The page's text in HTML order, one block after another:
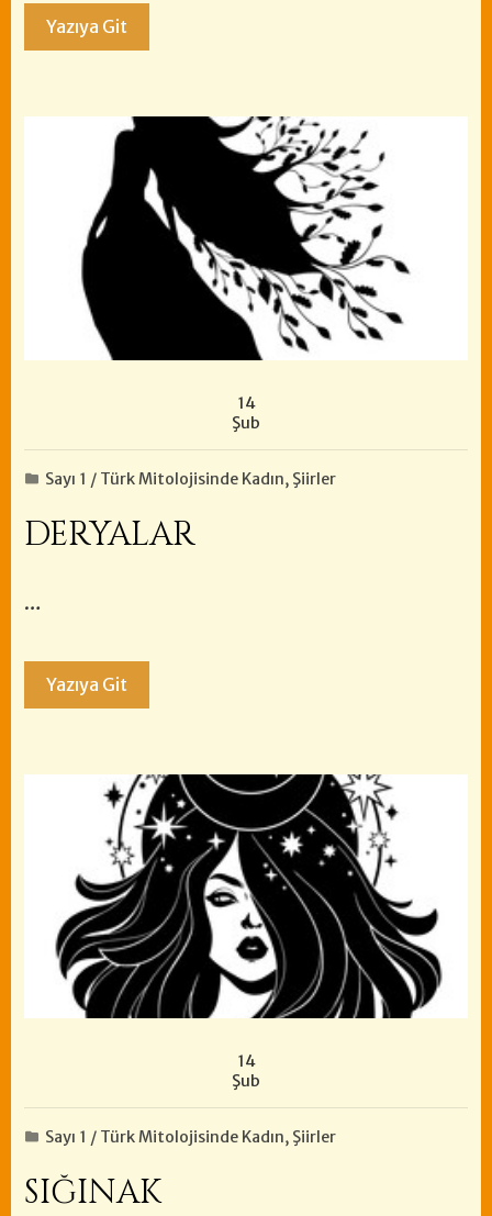
Yazıya Git
14
Şub
Sayı 1 / Türk Mitolojisinde Kadın, Şiirler
DERYALAR
…
Yazıya Git
14
Şub
Sayı 1 / Türk Mitolojisinde Kadın, Şiirler
SIĞINAK